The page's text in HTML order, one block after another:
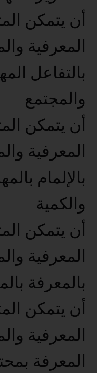
أن يتمكن
المعرفية
بالتفاعل
والمجتمع
أن يتمكن
المعرفية
بالإلمام
والكمية
أن يتمكن
المعرفية
بالمعرفة
أن يتمكن
المعرفية
المعرفة